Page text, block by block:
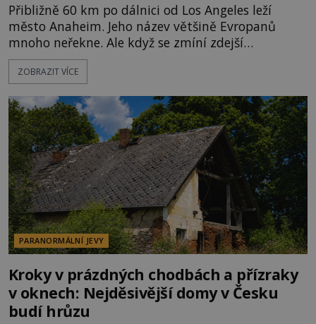
Přibližně 60 km po dálnici od Los Angeles leží
město Anaheim. Jeho název většině Evropanů
mnoho neřekne. Ale když se zmíní zdejší
Disneyland, je hned jasno. Zábavní park vyroste na
poklidném místě bývalého sadu pomerančovníků.
kolem 17 000 000 zábavychtivých lidí ročně. A ač je
velká snaha to utajit, někteří z
ZOBRAZIT VÍCE
PARANORMÁLNÍ JEVY
Kroky v prázdných chodbách a přízraky
v oknech: Nejděsivější domy v Česku
budí hrůzu